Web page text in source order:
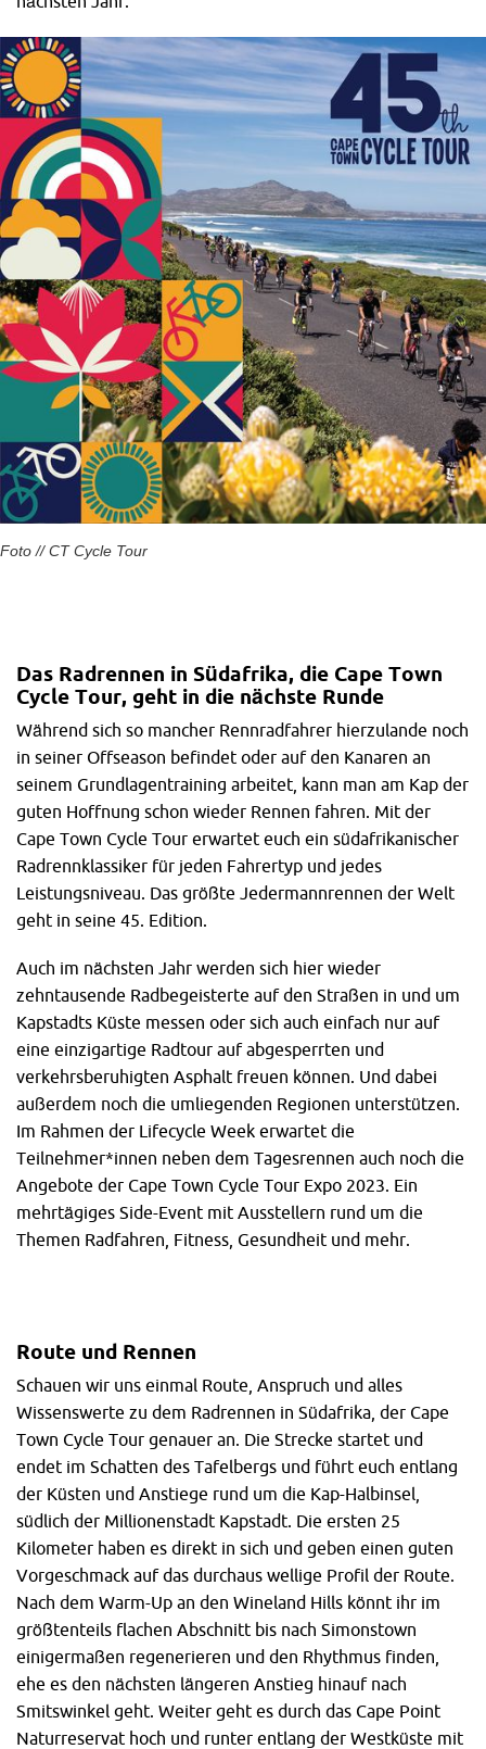
Foto // CT Cycle Tour​
Das Radrennen in Südafrika, die Cape Town
Cycle Tour, geht in die nächste Runde
Während sich so mancher Rennradfahrer hierzulande noch
in seiner Offseason befindet oder auf den Kanaren an
seinem Grundlagentraining arbeitet, kann man am Kap der
guten Hoffnung schon wieder Rennen fahren. Mit der
Cape Town Cycle Tour erwartet euch ein südafrikanischer
Radrennklassiker für jeden Fahrertyp und jedes
Leistungsniveau. Das größte Jedermannrennen der Welt
geht in seine 45. Edition.
Auch im nächsten Jahr werden sich hier wieder
zehntausende Radbegeisterte auf den Straßen in und um
Kapstadts Küste messen oder sich auch einfach nur auf
eine einzigartige Radtour auf abgesperrten und
verkehrsberuhigten Asphalt freuen können. Und dabei
außerdem noch die umliegenden Regionen unterstützen.
Im Rahmen der Lifecycle Week erwartet die
Teilnehmer*innen neben dem Tagesrennen auch noch die
Angebote der Cape Town Cycle Tour Expo 2023. Ein
mehrtägiges Side-Event mit Ausstellern rund um die
Themen Radfahren, Fitness, Gesundheit und mehr.
Route und Rennen
Schauen wir uns einmal Route, Anspruch und alles
Wissenswerte zu dem Radrennen in Südafrika, der Cape
Town Cycle Tour genauer an. Die Strecke startet und
endet im Schatten des Tafelbergs und führt euch entlang
der Küsten und Anstiege rund um die Kap-Halbinsel,
südlich der Millionenstadt Kapstadt. Die ersten 25
Kilometer haben es direkt in sich und geben einen guten
Vorgeschmack auf das durchaus wellige Profil der Route.
Nach dem Warm-Up an den Wineland Hills könnt ihr im
größtenteils flachen Abschnitt bis nach Simonstown
einigermaßen regenerieren und den Rhythmus finden,
ehe es den nächsten längeren Anstieg hinauf nach
Smitswinkel geht. Weiter geht es durch das Cape Point
Naturreservat hoch und runter entlang der Westküste mit